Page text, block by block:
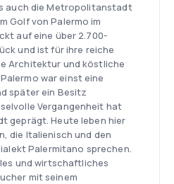
auch die Metropolitanstadt
Golf von Palermo im
auf eine über 2.700-
und ist für ihre reiche
Architektur und köstliche
war einst eine
später ein Besitz
Vergangenheit hat
geprägt. Heute leben hier
die Italienisch und den
Palermitano sprechen.
und wirtschaftliches
mit seinem